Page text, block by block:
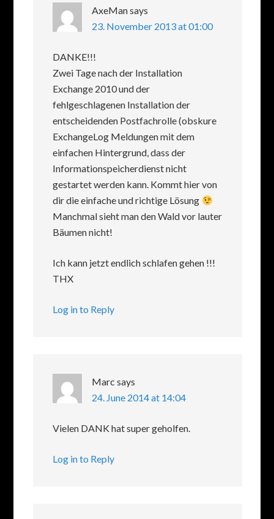
AxeMansays
23. November 2013 at 01:00
DANKE!!!
Zwei Tage nach der Installation
Exchange 2010 und der
fehlgeschlagenen Installation der
entscheidenden Postfachrolle (obskure
ExchangeLog Meldungen mit dem
einfachen Hintergrund, dass der
Informationspeicherdienst nicht
gestartet werden kann. Kommt hier von
dir die einfache und richtige Lösung
Manchmal sieht man den Wald vor lauter
Bäumen nicht!
Ich kann jetzt endlich schlafen gehen !!!
THX
Log in to Reply
Marc says
24. June 2014 at 14:04
Vielen DANK hat super geholfen.
Log in to Reply